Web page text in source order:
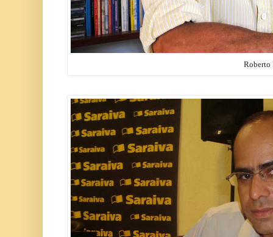
Roberto